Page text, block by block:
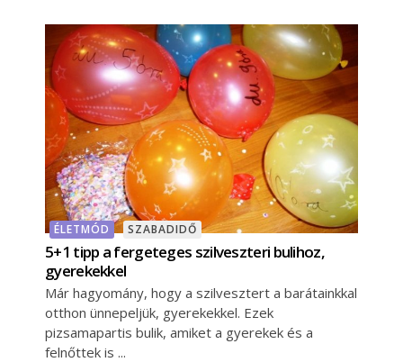
ÉLETMÓD SZABADIDŐ
5+1 tipp a fergeteges szilveszteri bulihoz,
gyerekekkel
Már hagyomány, hogy a szilvesztert a barátainkkal
otthon ünnepeljük, gyerekekkel. Ezek
pizsamapartis bulik, amiket a gyerekek és a
felnőttek is